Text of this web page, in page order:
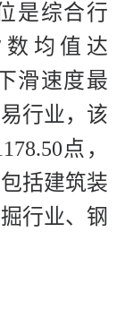
是综合行
均值达
滑速度最
行业，该
点，
括建筑装
行业、钢